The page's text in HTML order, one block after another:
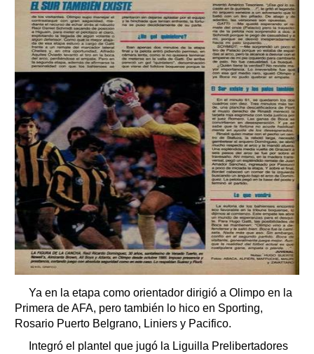
Ya en la etapa como orientador dirigió a Olimpo en la
Primera de AFA, pero también lo hico en Sporting,
Rosario Puerto Belgrano, Liniers y Pacifico.
Integró el plantel que jugó la Liguilla Prelibertadores